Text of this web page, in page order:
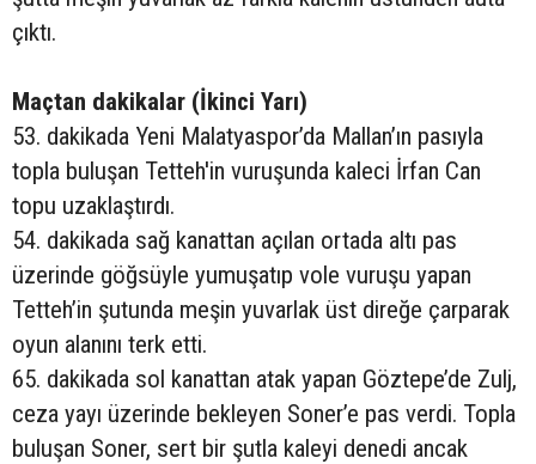
çıktı.
Maçtan dakikalar (İkinci Yarı)
53. dakikada Yeni Malatyaspor’da Mallan’ın pasıyla
topla buluşan Tetteh'in vuruşunda kaleci İrfan Can
topu uzaklaştırdı.
54. dakikada sağ kanattan açılan ortada altı pas
üzerinde göğsüyle yumuşatıp vole vuruşu yapan
Tetteh’in şutunda meşin yuvarlak üst direğe çarparak
oyun alanını terk etti.
65. dakikada sol kanattan atak yapan Göztepe’de Zulj,
ceza yayı üzerinde bekleyen Soner’e pas verdi. Topla
buluşan Soner, sert bir şutla kaleyi denedi ancak